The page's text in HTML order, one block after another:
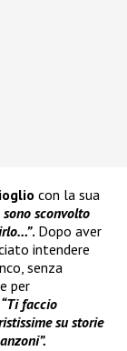
con la sua
sono sconvolto
. Dopo aver
intendere
senza
per
“Ti faccio
su storie